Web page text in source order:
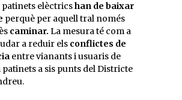
patinets elèctricshan de baixar
perquè per aquell tral només
caminar. La mesura té com a
a reduir els conflictes de
entre vianants i usuaris de
a sis punts del Districte